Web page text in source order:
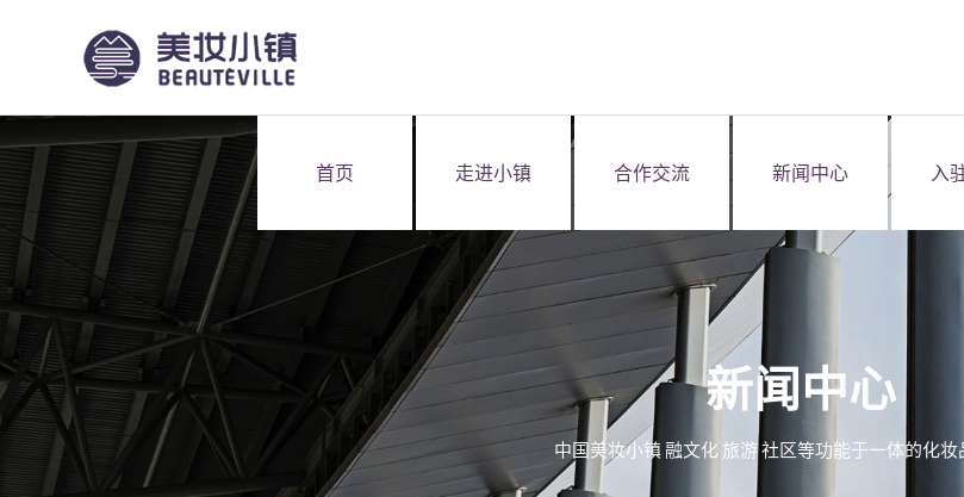
首页 走进小镇 合作交流 新闻中心 入
新闻中心
中国美妆小镇 融文化 旅游 社区等功能于一体的化妆